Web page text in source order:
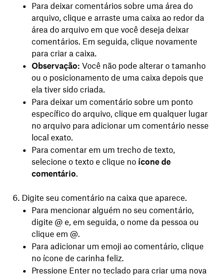
Para deixar comentários sobre uma área do
arquivo, clique e arraste uma caixa ao redor da
área do arquivo em que você deseja deixar
comentários. Em seguida, clique novamente
para criar a caixa.
Observação: Você não pode alterar o tamanho
ou o posicionamento de uma caixa depois que
ela tiver sido criada.
Para deixar um comentário sobre um ponto
específico do arquivo, clique em qualquer lugar
no arquivo para adicionar um comentário nesse
local exato.
Para comentar em um trecho de texto,
selecione o texto e clique no ícone de
comentário.
Digite seu comentário na caixa que aparece.
Para mencionar alguém no seu comentário,
digite @ e, em seguida, o nome da pessoa ou
clique em @.
Para adicionar um emoji ao comentário, clique
no ícone de carinha feliz.
Pressione Enter no teclado para criar uma nova